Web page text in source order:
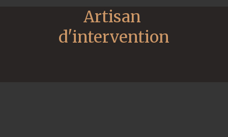
Artisan
d'intervention